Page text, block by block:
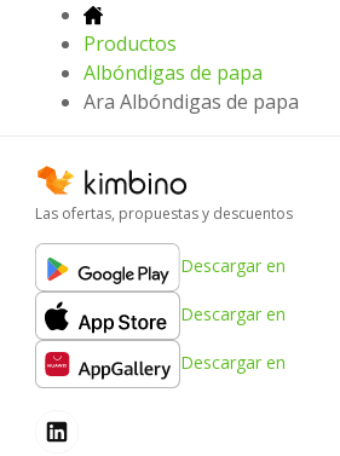
Productos
Albóndigas de papa
Ara Albóndigas de papa
Las ofertas, propuestas y descuentos
Descargar en
Descargar en
Descargar en